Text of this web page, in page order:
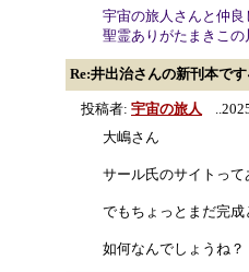
宇宙の旅人さんと仲
聖霊ありがたまきこの
Re:井出治さんの新刊本で
投稿者: 宇宙の旅人
大嶋さん
サール氏のサイトっ
でもちょっとまだ完
如何なんでしょうね？